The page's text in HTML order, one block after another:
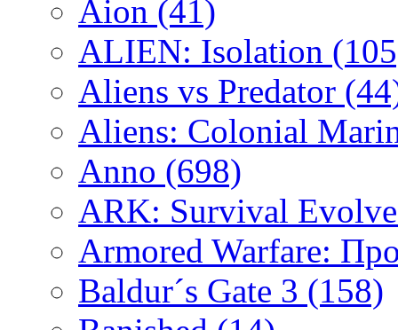
Aion (41)
ALIEN: Isolation
Aliens vs Predator
Aliens: Colonial
Anno (698)
ARK: Survival
Armored Warfare:
Baldur´s Gate 3 (158)